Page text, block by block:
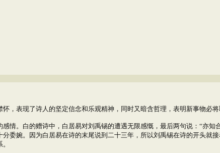
表现了诗人的坚定信念和乐观精神，同时又暗含哲理，表明新事物必
。白的赠诗中，白居易对刘禹锡的遭遇无限感慨，最后两句说：“亦知
委婉。因为白居易在诗的末尾说到二十三年，所以刘禹锡在诗的开头就